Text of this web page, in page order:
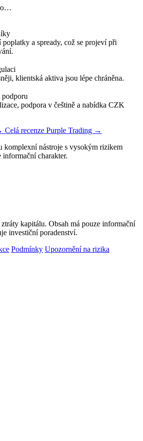
a spready, což se projeví při
klientská aktiva jsou lépe chráněna.
podpora v češtině a nabídka CZK
Celá recenze Purple Trading →
komplexní nástroje s vysokým rizikem
informační charakter.
kapitálu. Obsah má pouze informační
investiční poradenství.
Podmínky Upozornění na rizika